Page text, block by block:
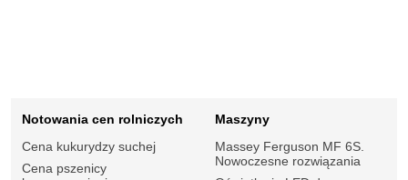
Notowania cen rolniczych
Cena kukurydzy suchej
Cena pszenicy
Maszyny
Massey Ferguson MF 6S.
Nowoczesne rozwiązania